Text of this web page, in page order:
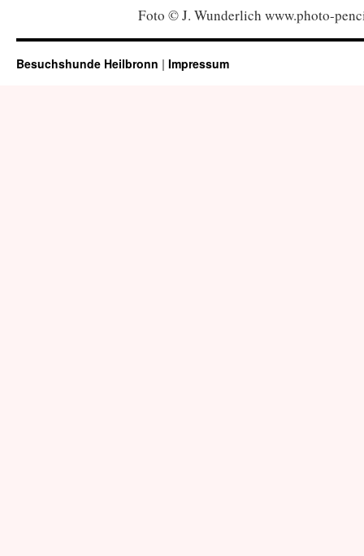
Foto © J. Wunderlich www.photo-
Besuchshunde Heilbronn | Impressum